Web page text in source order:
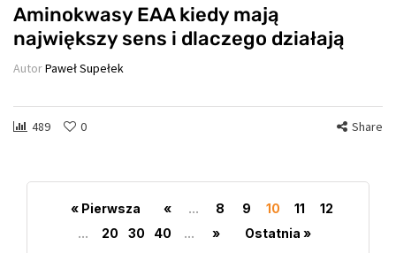
Aminokwasy EAA kiedy mają
największy sens i dlaczego działają
AutorPaweł Supełek
489 0 Share
« Pierwsza « ... 8 9 10 11
12
...
20 30 40 ... » Ostatnia »